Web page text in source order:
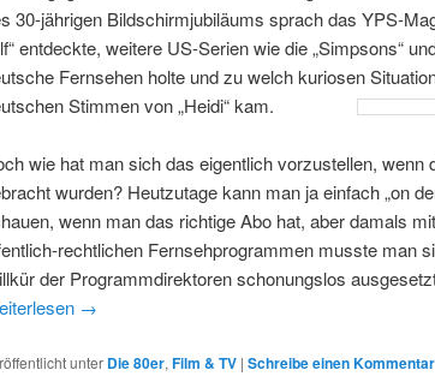
30-jährigen Bildschirmjubiläums sprach das YPS-
entdeckte, weitere US-Serien wie die „Simpsons“
Fernsehen holte und zu welch kuriosen
Stimmen von „Heidi“ kam.
wie hat man sich das eigentlich vorzustellen, wenn
wurden? Heutzutage kann man ja einfach „on
wenn man das richtige Abo hat, aber damals
rechtlichen Fernsehprogrammen musste man
der Programmdirektoren schonungslos
→
unter Die 80er, Film & TV | Schreibe einen Kommentar